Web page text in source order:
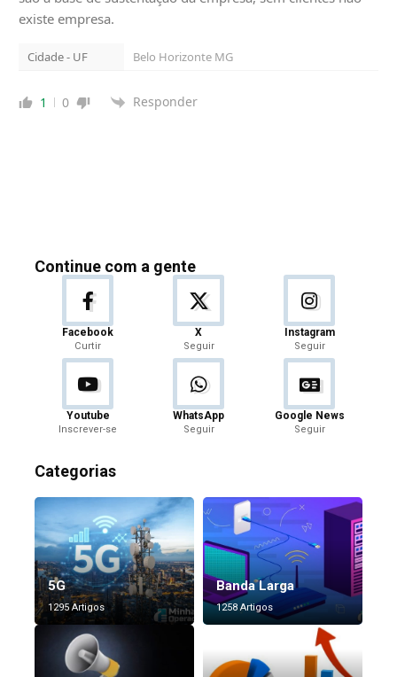
existe empresa.
Cidade - UF Belo Horizonte MG
1 0 Responder
Continue com a gente
Facebook
Curtir
X
Seguir
Instagram
Seguir
Youtube
Inscrever-se
WhatsApp
Seguir
Google News
Seguir
Categorias
5G
1295 Artigos
Banda Larga
1258 Artigos